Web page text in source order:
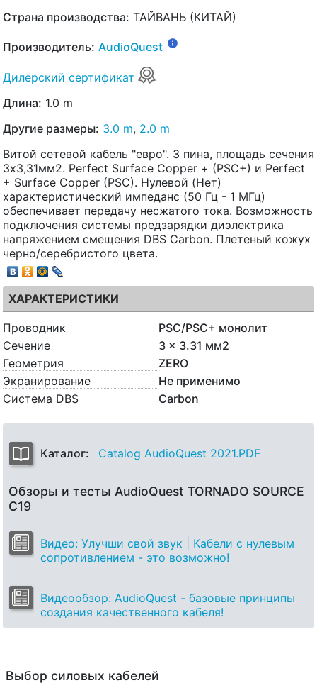
Страна производства: ТАЙВАНЬ (КИТАЙ)
Производитель: AudioQuest
Дилерский сертификат
Длина: 1.0 m
Другие размеры: 3.0 m, 2.0 m
Витой cетевой кабель "евро". 3 пина, площадь сечения
3х3,31мм2. Perfect Surface Copper + (PSC+) и Perfect
+ Surface Copper (PSC). Нулевой (Нет)
характеристический импеданс (50 Гц - 1 МГц)
обеспечивает передачу несжатого тока. Возможность
подключения системы предзарядки диэлектрика
напряжением смещения DBS Carbon. Плетеный кожух
черно/серебристого цвета.
ХАРАКТЕРИСТИКИ
Проводник
PSC/PSC+ монолит
Сечение
3 x 3.31 мм2
Геометрия
ZERO
Экранирование
Не применимо
Система DBS
Carbon
Каталог: Catalog AudioQuest 2021.PDF
Обзоры и тесты AudioQuest TORNADO SOURCE
C19
Видео: Улучши свой звук | Кабели с нулевым
сопротивлением - это возможно!
Видеообзор: AudioQuest - базовые принципы
создания качественного кабеля!
Выбор силовых кабелей